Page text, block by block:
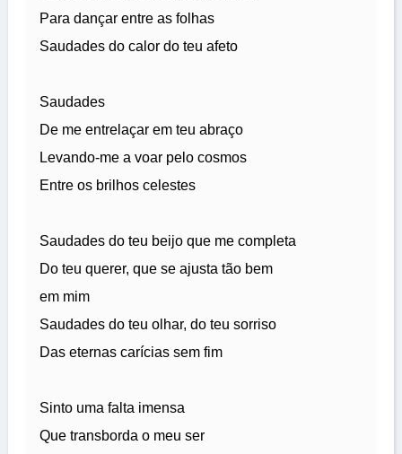
Para dançar entre as folhas
Saudades do calor do teu afeto
Saudades
De me entrelaçar em teu abraço
Levando-me a voar pelo cosmos
Entre os brilhos celestes
Saudades do teu beijo que me completa
Do teu querer, que se ajusta tão bem
em mim
Saudades do teu olhar, do teu sorriso
Das eternas carícias sem fim
Sinto uma falta imensa
Que transborda o meu ser